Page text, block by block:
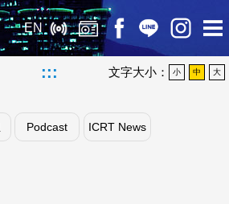
EN
::: 文字大小： 小 中 大
Podcast ICRT News